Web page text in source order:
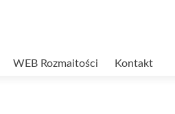
WEB Rozmaitości Kontakt